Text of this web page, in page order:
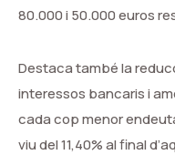
80.000 i 50.000 euros
Destaca també la
interessos bancaris i
cada cop menor
viu del 11,40% al final